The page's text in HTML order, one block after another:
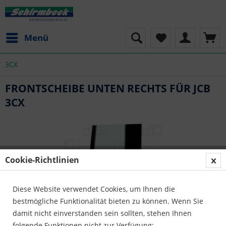
Menü
3CX
FRONTSCHEIBE UNTEN RECHTS FÜR JCB
3CX
Cookie-Richtlinien
Diese Website verwendet Cookies, um Ihnen die
bestmögliche Funktionalität bieten zu können. Wenn Sie
damit nicht einverstanden sein sollten, stehen Ihnen